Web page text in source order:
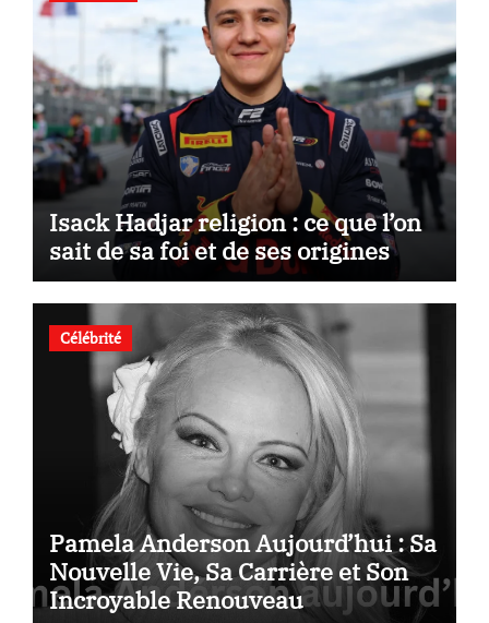
Isack Hadjar religion : ce que l’on
sait de sa foi et de ses origines
Célébrité
Pamela Anderson Aujourd’hui : Sa
Nouvelle Vie, Sa Carrière et Son
Incroyable Renouveau